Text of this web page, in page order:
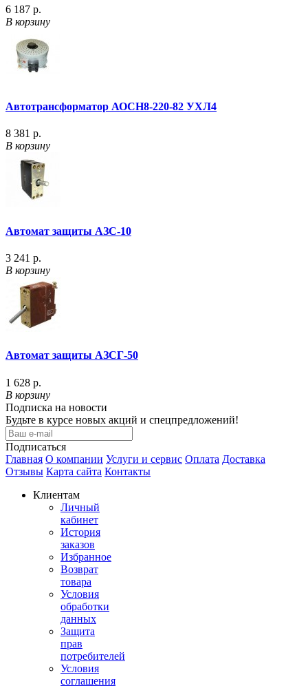
6 187 р.
В корзину
Автотрансформатор АОСН8-220-82 УХЛ4
8 381 р.
В корзину
Автомат защиты АЗС-10
3 241 р.
В корзину
Автомат защиты АЗСГ-50
1 628 р.
В корзину
Подписка на новости
Будьте в курсе новых акций и спецпредложений!
Подписаться
Главная О компании Услуги и сервис Оплата Доставка
Отзывы Карта сайта Контакты
Клиентам
Личный
кабинет
История
заказов
Избранное
Возврат
товара
Условия
обработки
данных
Защита
прав
потребителей
Условия
соглашения